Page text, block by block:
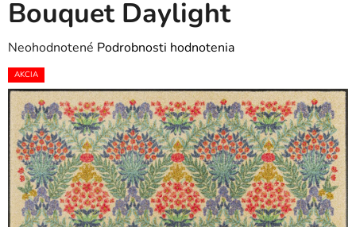
Bouquet Daylight
Priemerné
hodnotenie
produktu
je
0,0
z
5
hviezdičiek.
Neohodnotené Podrobnosti hodnotenia
AKCIA